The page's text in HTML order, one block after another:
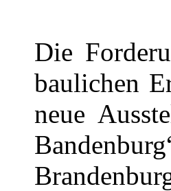
Die
baulichen
neue